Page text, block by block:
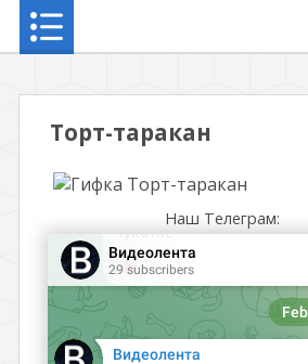
Торт-таракан
Наш Телеграм: